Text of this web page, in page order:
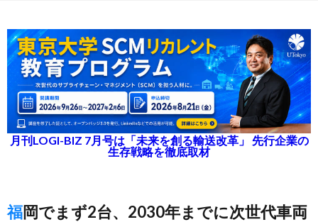
月刊LOGI-BIZ 7月号は「未来を創る輸送改革」 先行企業の
生存戦略を徹底取材
福岡でまず2台、2030年までに次世代車両